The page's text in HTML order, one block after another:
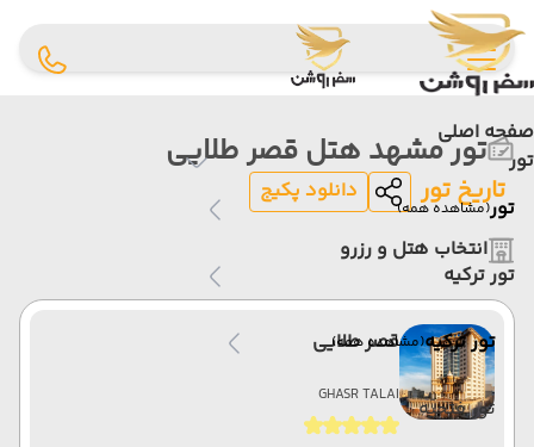
صفحه اصلی
تور
تور(مشاهده همه)
تور ترکیه
تور ترکیه(مشاهده همه)
تور فتحیه
تور مشهد هتل قصر طلایی
تاریخ تور
دانلود پکیج
انتخاب هتل و رزرو
قصر طلایی
GHASR TALAI